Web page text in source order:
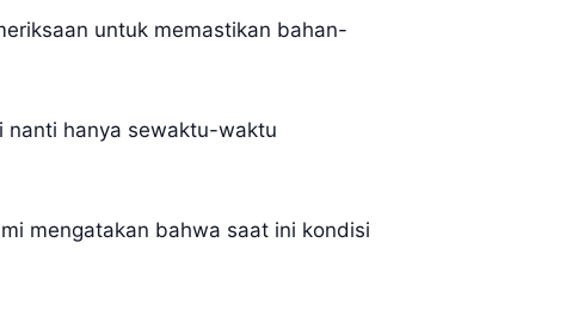
untuk memastikan bahan-
nanti hanya sewaktu-waktu
mengatakan bahwa saat ini kondisi